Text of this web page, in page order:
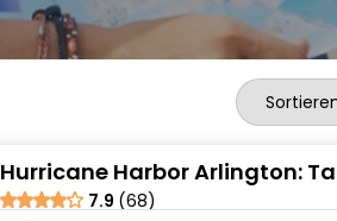
Hurricane Harbor Arlington:
7.9 (68)